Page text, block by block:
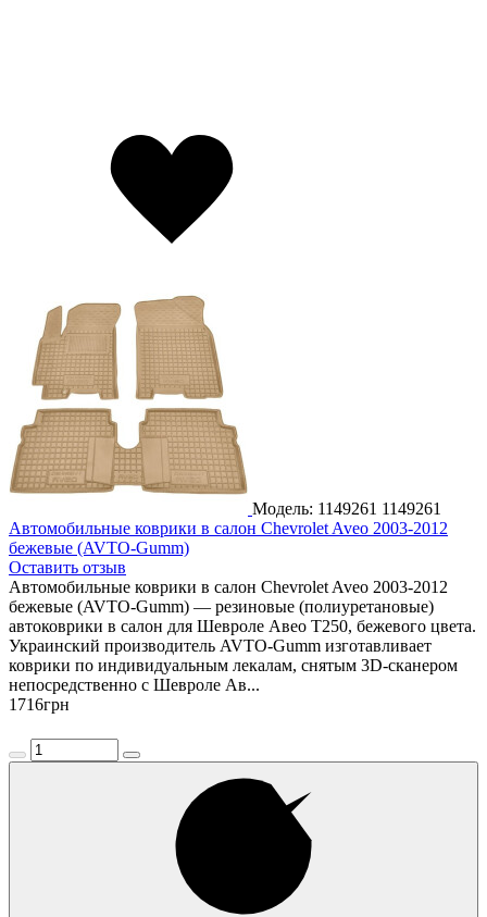
Модель: 1149261 1149261
Автомобильные коврики в салон Chevrolet Aveo 2003-2012
бежевые (AVTO-Gumm)
Оставить отзыв
Автомобильные коврики в салон Chevrolet Aveo 2003-2012
бежевые (AVTO-Gumm) — резиновые (полиуретановые)
автоковрики в салон для Шевроле Авео Т250, бежевого цвета.
Украинский производитель AVTO-Gumm изготавливает
коврики по индивидуальным лекалам, снятым 3D-сканером
непосредственно с Шевроле Ав...
1716грн